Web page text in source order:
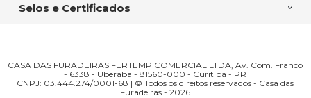
Selos e Certificados
CASA DAS FURADEIRAS FERTEMP COMERCIAL LTDA, Av. Com. Franco
- 6338 - Uberaba - 81560-000 - Curitiba - PR
CNPJ: 03.444.274/0001-68 | © Todos os direitos reservados - Casa das
Furadeiras - 2026